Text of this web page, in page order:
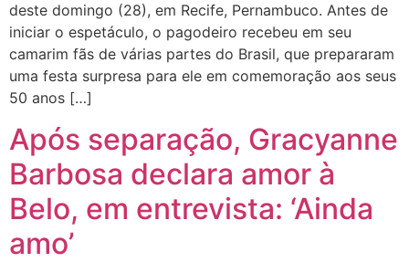
deste domingo (28), em Recife, Pernambuco. Antes de
iniciar o espetáculo, o pagodeiro recebeu em seu
camarim fãs de várias partes do Brasil, que prepararam
uma festa surpresa para ele em comemoração aos seus
50 anos […]
Após separação, Gracyanne
Barbosa declara amor à
Belo, em entrevista: ‘Ainda
amo’